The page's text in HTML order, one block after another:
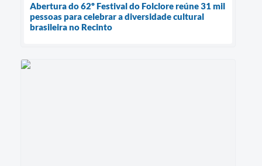
Abertura do 62º Festival do Folclore reúne 31 mil
pessoas para celebrar a diversidade cultural
brasileira no Recinto